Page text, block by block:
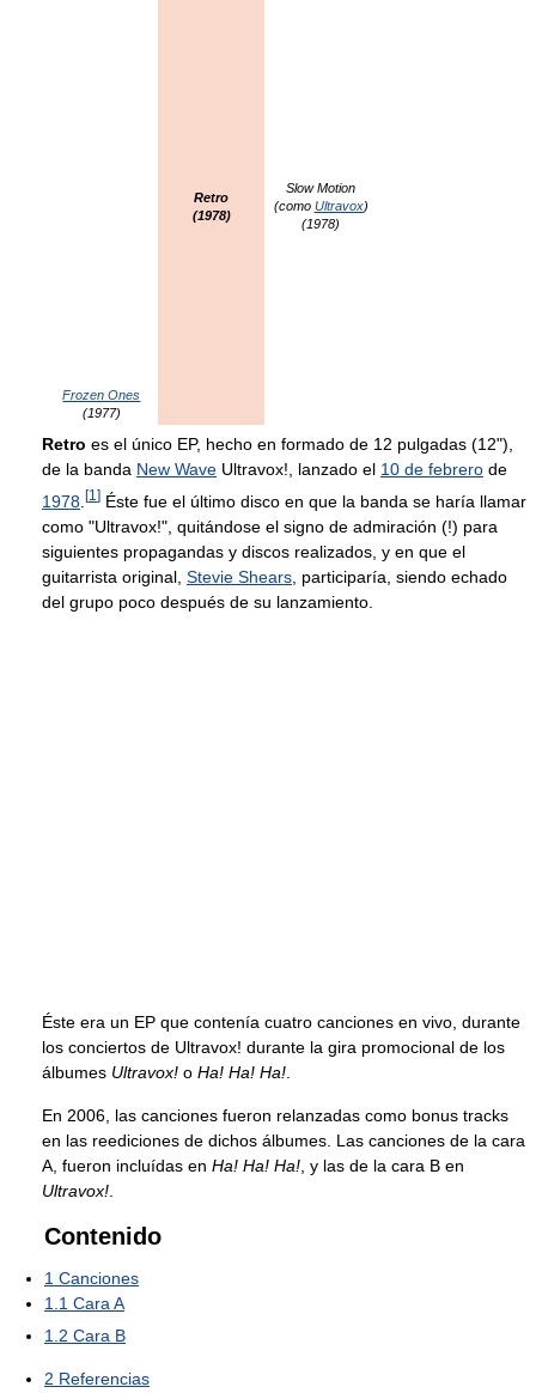
Frozen Ones
(1977)
Retro
(1978)
Slow Motion
(como Ultravox)
(1978)
Retro es el único EP, hecho en formado de 12 pulgadas (12"),
de la banda New Wave Ultravox!, lanzado el 10 de febrero de
1978 [1 ] Éste fue el último disco en que la banda se haría llamar
como "Ultravox!", quitándose el signo de admiración (!) para
siguientes propagandas y discos realizados, y en que el
guitarrista original, Stevie Shears , participaría, siendo echado
del grupo poco después de su lanzamiento.
Éste era un EP que contenía cuatro canciones en vivo, durante
los conciertos de Ultravox! durante la gira promocional de los
álbumes Ultravox! o Ha! Ha! Ha!
En 2006, las canciones fueron relanzadas como bonus tracks
en las reediciones de dichos álbumes. Las canciones de la cara
A, fueron incluídas en Ha! Ha! Ha! , y las de la cara B en
Ultravox!
Contenido
1 Canciones
1.1 Cara A
1.2 Cara B
2 Referencias